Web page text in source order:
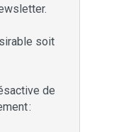
soit
de
: